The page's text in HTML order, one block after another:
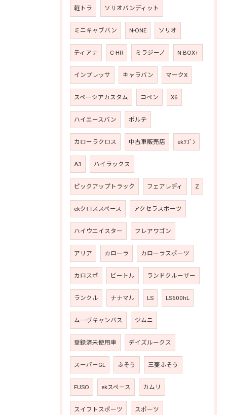
軽トラ ソリオバンディット
ミニキャブバン N-ONE ソリオ
ティアナ C-HR ミラジーノ N-BOX+
インプレッサ キャラバン マークX
スペーシアカスタム コペン X6
ハイエースバン ポルテ
カローラクロス 中古車販売店 ekﾜｺﾞﾝ
A3 ハイラックス
ピックアップトラック フェアレディ Z
ekクロススペース アクセラスポーツ
ハイウエイスター フレアワゴン
アリア カローラ カローラスポーツ
カロスポ ビートル ランドクルーザー
ランクル ナナマル LS LS600hL
ムーヴキャンバス ジムニ
登録済未使用車 デイズルークス
スーパーGL ふそう 三菱ふそう
FUSO ekスペース カムリ
スイフトスポーツ スポーツ